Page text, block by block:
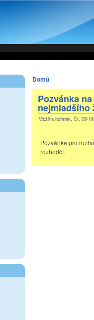
Domů
Pozvánka
nejmladšího
Vložil/a hoferek, Čt, 09/
Pozvánka pro
rozhodčí.